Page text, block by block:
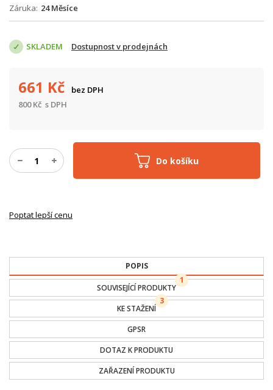
Záruka 24 Měsíce
SKLADEM Dostupnost v prodejnách
Do košíku
661 Kč
bez DPH
800Kč s DPH
Poptat lepší cenu
POPIS
SOUVISEJÍCÍ PRODUKTY
1
KE STAŽENÍ
3
GPSR
DOTAZ K PRODUKTU
ZAŘAZENÍ PRODUKTU